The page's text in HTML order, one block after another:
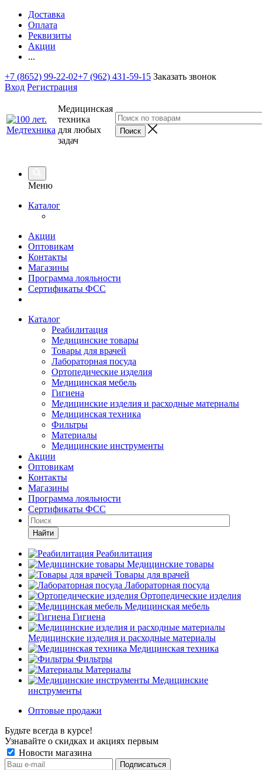
Доставка
Оплата
Реквизиты
Акции
...
+7 (8652) 99-22-02+7 (962) 431-59-15 Заказать звонок
Вход Регистрация
Медицинская
техника
для любых
задач
Меню
Каталог
Акции
Оптовикам
Контакты
Магазины
Программа лояльности
Сертификаты ФСС
Каталог
Реабилитация
Медицинские товары
Товары для врачей
Лабораторная посуда
Ортопедические изделия
Медицинская мебель
Гигиена
Медицинские изделия и расходные материалы
Медицинская техника
Фильтры
Материалы
Медицинские инструменты
Акции
Оптовикам
Контакты
Магазины
Программа лояльности
Сертификаты ФСС
Найти
Реабилитация
Медицинские товары
Товары для врачей
Лабораторная посуда
Ортопедические изделия
Медицинская мебель
Гигиена
Медицинские изделия и расходные материалы
Медицинская техника
Фильтры
Материалы
Медицинские
инструменты
Оптовые продажи
Будьте всегда в курсе!
Узнавайте о скидках и акциях первым
Новости магазина